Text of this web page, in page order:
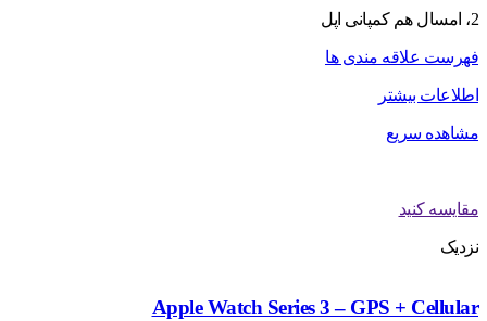
2، امسال هم کمپانی اپل
فهرست علاقه مندی ها
اطلاعات بیشتر
مشاهده سریع
مقایسه کنید
نزدیک
Apple Watch Series 3 – GPS + Cellular